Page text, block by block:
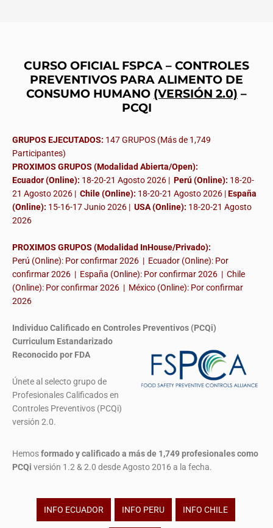
CURSO OFICIAL FSPCA – CONTROLES
PREVENTIVOS PARA ALIMENTO DE
CONSUMO HUMANO (VERSIÓN 2.0) –
PCQI
GRUPOS EJECUTADOS: 147 GRUPOS (Más de 1,749
Participantes)
PROXIMOS GRUPOS (Modalidad Abierta/Open):
Ecuador (Online): 18-20-21 Agosto 2026 | Perú (Online): 18-20-
21 Agosto 2026 | Chile (Online): 18-20-21 Agosto 2026 |España
(Online): 15-16-17 Junio 2026 | USA (Online): 18-20-21 Agosto
2026
PROXIMOS GRUPOS (Modalidad InHouse/Privado):
Perú (Online): Por confirmar 2026 | Ecuador (Online): Por
confirmar 2026 | España (Online): Por confirmar 2026 | Chile
(Online): Por confirmar 2026 | México (Online): Por confirmar
2026
Individuo Calificado en Controles Preventivos (PCQi)
Curriculum Estandarizado
Reconocido por FDA
Únete al selecto grupo de
Profesionales Calificados en
Controles Preventivos (PCQi)
versión 2.0.
Hemosformado y calificado a más de 1,749 profesionalescomo
PCQi versión 1.2 & 2.0 desde Agosto 2016 a la fecha.
INFO ECUADOR INFO PERU INFO CHILE